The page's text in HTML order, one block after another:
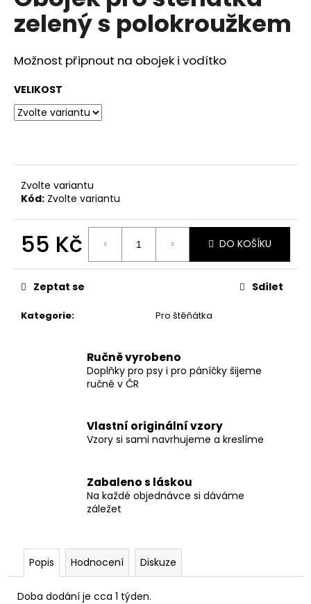
z
hvězdiček.
zelený s polokroužkem
Možnost připnout na obojek i vodítko
VELIKOST
Zvolte variantu
Kód: Zvolte variantu
55 Kč
cena:
DO KOŠÍKU
Kategorie: Pro štěňátka
Zeptat se Sdílet
Ručně vyrobeno
Doplňky pro psy i pro páníčky šijeme
ručně v ČR
Vlastní originální vzory
Vzory si sami navrhujeme a kreslíme
Zabaleno s láskou
Na každé objednávce si dáváme
záležet
Popis Hodnocení Diskuze
Doba dodání je cca 1 týden.
a
j
í
t
?
D
p
o
č